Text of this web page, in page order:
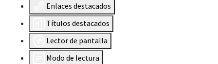
Enlaces destacados
Títulos destacados
Lector de pantalla
Modo de lectura